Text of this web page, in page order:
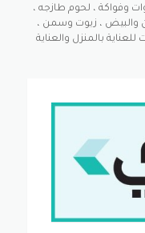
وفواكة ، لحوم طازجه ،
والبيض ، زيوت وسمن ،
بالمنزل والعناية